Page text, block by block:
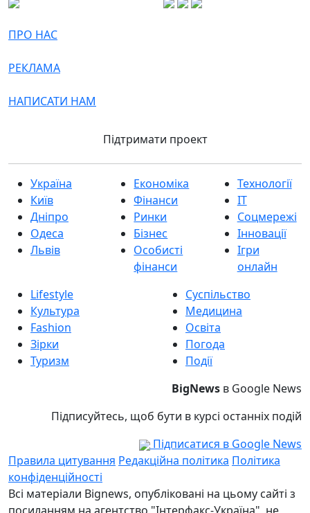
ПРО НАС
РЕКЛАМА
НАПИСАТИ НАМ
Підтримати проект
Україна
Київ
Дніпро
Одеса
Львів
Економіка
Фінанси
Ринки
Бізнес
Особисті
фінанси
Технології
IT
Соцмережі
Інновації
Ігри
онлайн
Lifestyle
Культура
Fashion
Зірки
Туризм
Суспільство
Медицина
Освіта
Погода
Події
BigNews в Google News
Підписуйтесь, щоб бути в курсі останніх подій
Підписатися в Google News
Правила цитування Редакційна політика Політика
конфіденційності
Всі матеріали Bignews, опубліковані на цьому сайті з